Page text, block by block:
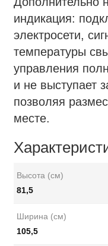
индикация:
электросети,
температуры
управления
и не выступает
позволяя
месте.
Высота (см)
81,5
Ширина (см)
105,5